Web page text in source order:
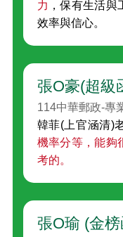
力 ，保有生活
效率與信心。
張O豪(超級
114中華郵政-專
韓菲(上官涵清)
機率分等，能夠
考的。
張O瑜 (金